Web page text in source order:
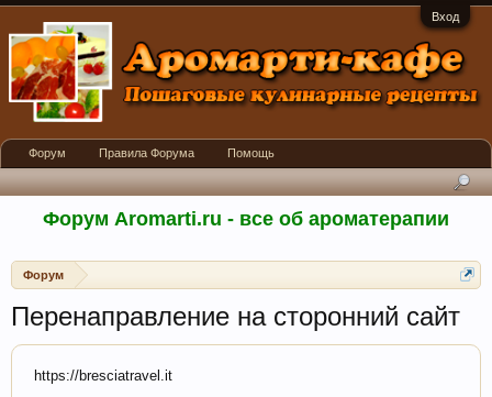
Вход
Форум Aromarti.ru - все об ароматерапии
Форум
Перенаправление на сторонний сайт
https://bresciatravel.it
Форум Правила Форума Помощь